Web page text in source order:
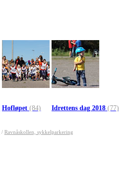
Hofløpet (84) Idrettens dag 2018 (77)
/ Ravnåskollen, sykkelparkering